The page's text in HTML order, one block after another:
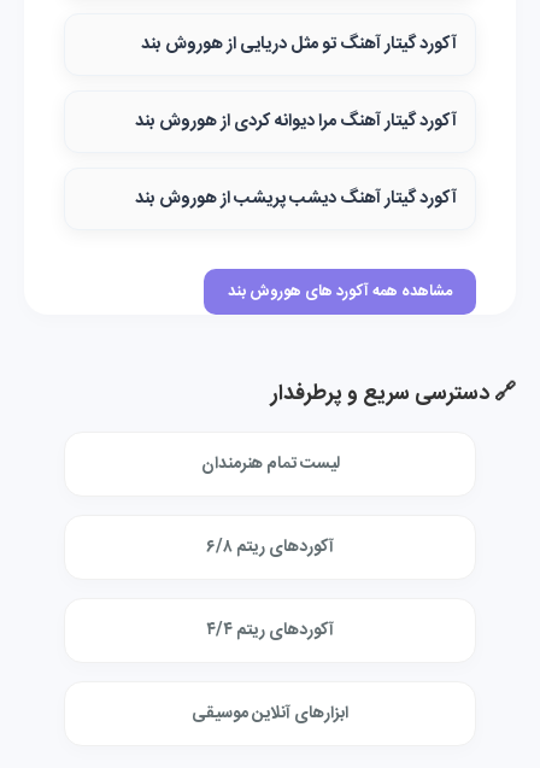
آکورد گیتار آهنگ تو مثل دریایی از هوروش بند
آکورد گیتار آهنگ مرا دیوانه کردی از هوروش بند
آکورد گیتار آهنگ دیشب پریشب از هوروش بند
مشاهده همه آکورد های هوروش بند
🔗 دسترسی سریع و پرطرفدار
لیست تمام هنرمندان
آکوردهای ریتم ۶/۸
آکوردهای ریتم ۴/۴
ابزارهای آنلاین موسیقی